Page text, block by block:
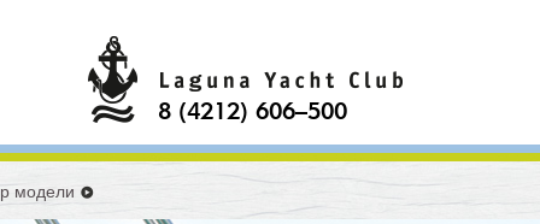
модели
8 (4212) 606–500